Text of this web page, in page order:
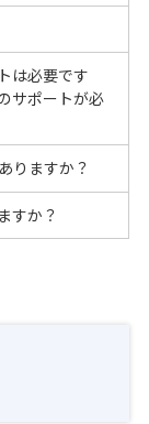
は必要です
サポートが必
りますか？
すか？